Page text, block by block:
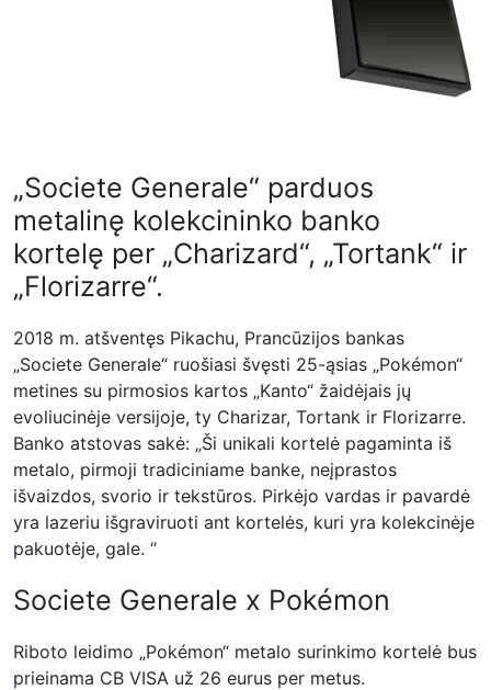
„Societe Generale“ parduos
metalinę kolekcininko banko
kortelę per „Charizard“, „Tortank“ ir
„Florizarre“.
2018 m. atšventęs Pikachu, Prancūzijos bankas
„Societe Generale“ ruošiasi švęsti 25-ąsias „Pokémon“
metines su pirmosios kartos „Kanto“ žaidėjais jų
evoliucinėje versijoje, ty Charizar, Tortank ir Florizarre.
Banko atstovas sakė: „Ši unikali kortelė pagaminta iš
metalo, pirmoji tradiciniame banke, neįprastos
išvaizdos, svorio ir tekstūros. Pirkėjo vardas ir pavardė
yra lazeriu išgraviruoti ant kortelės, kuri yra kolekcinėje
pakuotėje, gale. “
Societe Generale x Pokémon
Riboto leidimo „Pokémon“ metalo surinkimo kortelė bus
prieinama CB VISA už 26 eurus per metus.